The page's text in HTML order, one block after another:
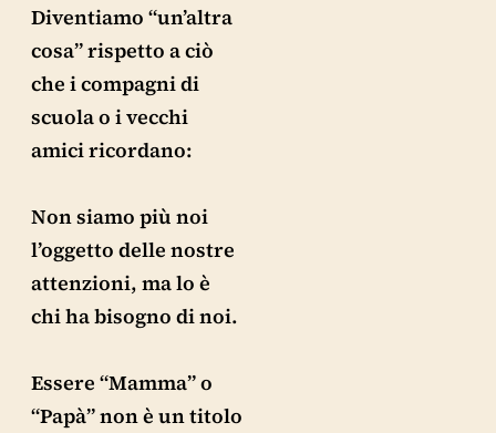
Diventiamo “un’altra
cosa” rispetto a ciò
che i compagni di
scuola o i vecchi
amici ricordano:
Non siamo più noi
l’oggetto delle nostre
attenzioni, ma lo è
chi ha bisogno di noi.
Essere “Mamma” o
“Papà” non è un titolo